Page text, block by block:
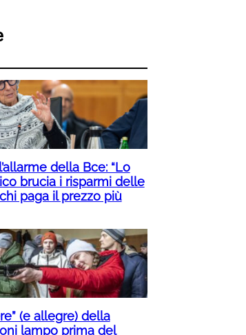
della Bce: “Lo
brucia i risparmi delle
paga il prezzo più
(e allegre) della
lampo prima del